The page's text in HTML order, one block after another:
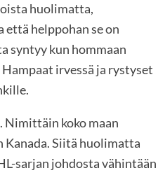
huolimatta,
helppohan se on
syntyy kun hommaan
irvessä ja rystyset
Nimittäin koko maan
Kanada. Siitä huolimatta
sarjan johdosta vähintään